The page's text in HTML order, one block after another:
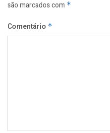
são marcados com *
Comentário *